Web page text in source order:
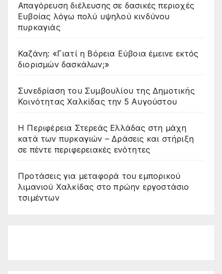
Απαγόρευση διέλευσης σε δασικές περιοχές
Ευβοίας λόγω πολύ υψηλού κινδύνου
πυρκαγιάς
Καζάνη: «Γιατί η Βόρεια Εύβοια έμεινε εκτός
διορισμών δασκάλων;»
Συνεδρίαση του Συμβουλίου της Δημοτικής
Κοινότητας Χαλκίδας την 5 Αυγούστου
Η Περιφέρεια Στερεάς Ελλάδας στη μάχη
κατά των πυρκαγιών – Δράσεις και στήριξη
σε πέντε περιφερειακές ενότητες
Προτάσεις για μεταφορά του εμπορικού
λιμανιού Χαλκίδας στο πρώην εργοστάσιο
τσιμέντων